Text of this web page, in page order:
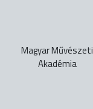
Magyar Művészeti
Akadémia